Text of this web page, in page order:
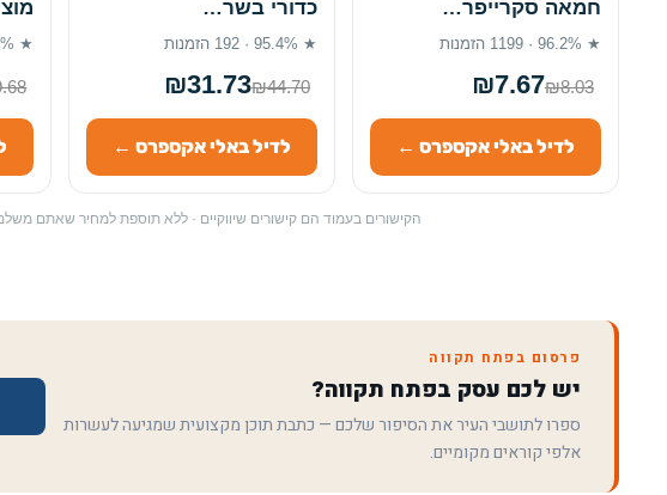
חמאה סקרייפר…
★ 96.2% · 1199 הזמנות
₪7.67₪8.03
לדיל באלי אקספרס ←
כדורי בשר…
★ 95.4% · 192 הזמנות
₪31.73₪44.70
לדיל באלי אקספרס ←
★ 97.8% · 594 הזמנות
הקישורים בעמוד הם קישורים שיווקיים · ללא תוספת למחיר שאתם
פרסום בפתח תקווה
יש לכם עסק בפתח תקווה?
ספרו לתושבי העיר את הסיפור שלכם — כתבת תוכן מקצועית שמגיעה לעשרות
אלפי קוראים מקומיים.